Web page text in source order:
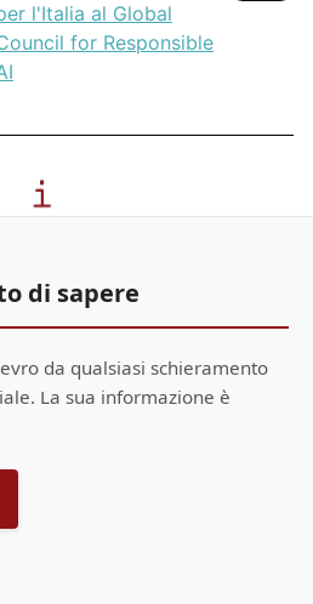
l'Italia al Global
for Responsible
di sapere
da qualsiasi schieramento
La sua informazione è